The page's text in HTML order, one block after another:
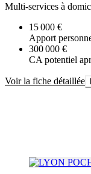
Multi-services à
15 000 €
Apport
300 000 €
CA potentiel
Voir la fiche détaillée